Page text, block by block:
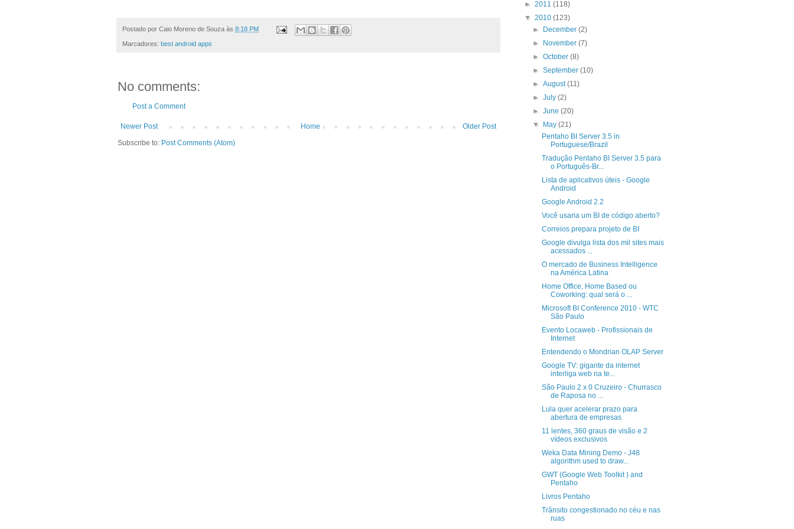
Postado por Caio Moreno de Souza às 8:18 PM
Marcadores: best android apps
No comments:
Post a Comment
Newer Post Older Post
Home
Subscribe to: Post Comments (Atom)
► 2011 (118)
▼ 2010 (123)
►
December(2)
►
November(7)
►October(8)
►September(10)
►August(11)
►July(2)
►June(20)
▼
May(21)
Pentaho BI Server 3.5 in
Portuguese/Brazil
Tradução Pentaho BI Server 3.5 para
o Português-Br...
Lista de aplicativos úteis - Google
Android
Google Android 2.2
Você usaria um BI de código aberto?
Correios prepara projeto de BI
Google divulga lista dos mil sites mais
acessados ...
O mercado de Business Intelligence
na América Latina
Home Office, Home Based ou
Coworking: qual será o ...
Microsoft BI Conference 2010 - WTC
São Paulo
Evento Locaweb - Profissionais de
Internet
Entendendo o Mondrian OLAP Server
Google TV: gigante da internet
interliga web na te...
São Paulo 2 x 0 Cruzeiro - Churrasco
de Raposa no ...
Lula quer acelerar prazo para
abertura de empresas
11 lentes, 360 graus de visão e 2
vídeos exclusivos
Weka Data Mining Demo - J48
algorithm used to draw...
GWT (Google Web Toolkit ) and
Pentaho
Livros Pentaho
Trânsito congestionado no céu e nas
ruas